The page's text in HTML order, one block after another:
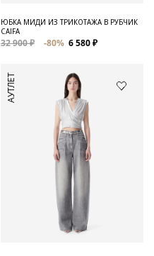
ЮБКА МИДИ ИЗ ТРИКОТАЖА В РУБЧИК
CAIFA
32 900 ₽ -80% 6 580 ₽
АУТЛЕТ